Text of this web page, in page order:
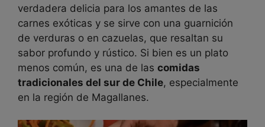
verdadera delicia para los amantes de las
carnes exóticas y se sirve con una guarnición
de verduras o en cazuelas, que resaltan su
sabor profundo y rústico. Si bien es un plato
menos común, es una de las comidas
tradicionales del sur de Chile, especialmente
en la región de Magallanes.